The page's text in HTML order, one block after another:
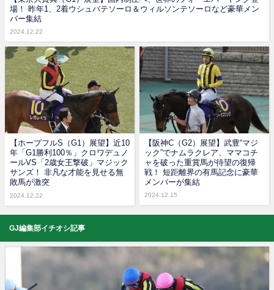
場！ 昨年1、2着ウシュバテソーロ＆ウィルソンテソーロなど豪華メン
バー集結
2024.12.22
【ホープフルS（G1）展望】近10
年「G1勝利100％」クロワデュノ
ールVS「2歳女王撃破」マジック
サンズ！ 非凡な才能を見せる無
敗馬が激突
2024.12.22
【阪神C（G2）展望】武豊“マジ
ック”でナムラクレア、ママコチ
ャを破った重賞馬が待望の復帰
戦！ 短距離界の有馬記念に豪華
メンバーが集結
2024.12.15
GJ編集部イチオシ記事